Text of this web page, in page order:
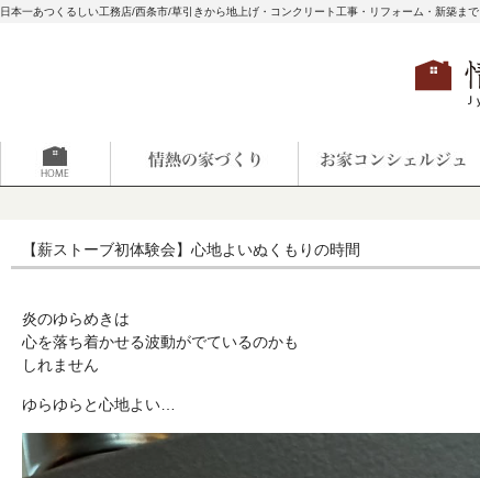
日本一あつくるしい工務店/西条市/草引きから地上げ・コンクリート工事・リフォーム・新築まで
【薪ストーブ初体験会】心地よいぬくもりの時間
炎のゆらめきは
心を落ち着かせる波動がでているのかも
しれません
ゆらゆらと心地よい…